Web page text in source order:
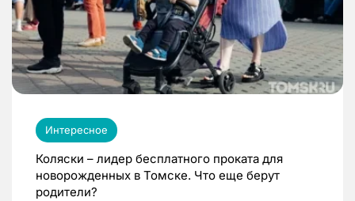
Интересное
Коляски – лидер бесплатного проката для
новорожденных в Томске. Что еще берут
родители?